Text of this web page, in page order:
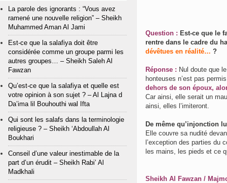
Question : Est-ce que le
dévêtues en réalité… ?
Réponse : Nul doute que
honteuses n’est pas
dehors de son époux,
Car ainsi, elle serait un
ainsi, elles l’imiteront.
De même qu’injonction
Elle couvre sa nudité
l’exception des parties du
les mains, les pieds et ce
Sheikh Al Fawzan /
La parole des ignorants : “Vous avez
ramené une nouvelle religion” – Sheikh
Muhammed Aman Al Jami
Est-ce que la salafiya doit être
considérée comme un groupe parmi les
autres groupes… – Sheikh Saleh Al
Fawzan
Qu’est-ce que la salafiya et quelle est
votre opinion à son sujet ? – Al Lajna d
Da’ima lil Bouhouthi wal Ifta
Qui sont les salafs dans la terminologie
religieuse ? – Sheikh ‘Abdoullah Al
Boukhari
Conseil d’une valeur inestimable de la
part d’un érudit – Sheikh Rabi’ Al
Madkhali